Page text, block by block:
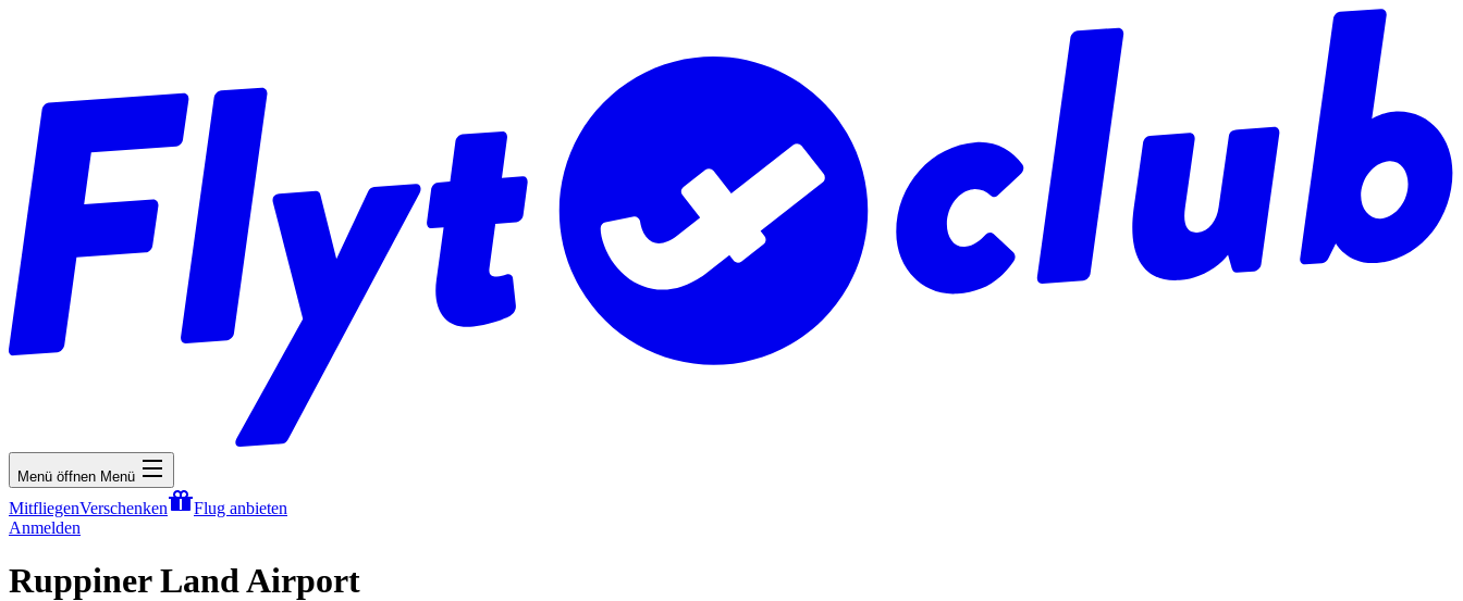
Menü öffnen Menü
MitfliegenVerschenken
Flug anbieten
Anmelden
Ruppiner Land Airport